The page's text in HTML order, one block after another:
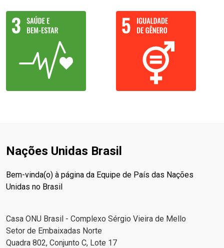
Nações Unidas Brasil
Bem-vinda(o) à página da Equipe de País das Nações
Unidas no Brasil
Casa ONU Brasil - Complexo Sérgio Vieira de Mello
Setor de Embaixadas Norte
Quadra 802, Conjunto C, Lote 17